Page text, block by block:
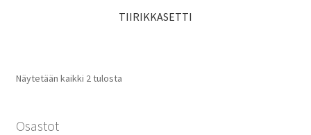
TIIRIKKASETTI
Näytetään kaikki 2 tulosta
Osastot